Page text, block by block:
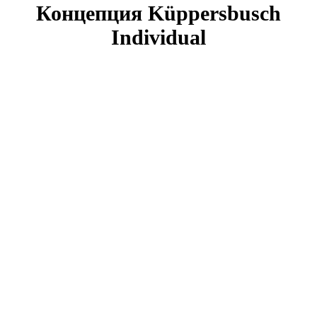
Концепция Küppersbusch
Individual